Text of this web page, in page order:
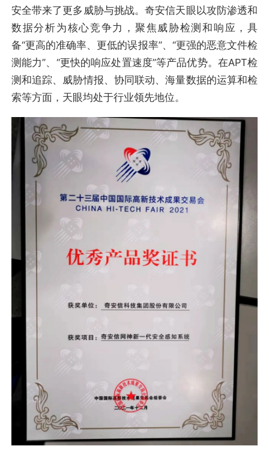
安全带来了更多威胁与挑战。奇安信天眼以攻防渗透和
数据分析为核心竞争力，聚焦威胁检测和响应，具
备“更高的准确率、更低的误报率”、“更强的恶意文件检
测能力”、“更快的响应处置速度”等产品优势。在APT检
测和追踪、威胁情报、协同联动、海量数据的运算和检
索等方面，天眼均处于行业领先地位。